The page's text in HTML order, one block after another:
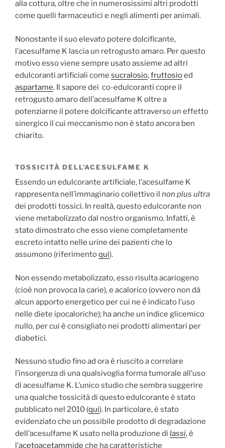
alla cottura, oltre che in numerosissimi altri prodotti
come quelli farmaceutici e negli alimenti per animali.
Nonostante il suo elevato potere dolcificante,
l’acesulfame K lascia un retrogusto amaro. Per questo
motivo esso viene sempre usato assieme ad altri
edulcoranti artificiali come sucralosio,fruttosioed
aspartame. Il sapore dei co-edulcoranti copre il
retrogusto amaro dell’acesulfame K oltre a
potenziarne il potere dolcificante attraverso un effetto
sinergico il cui meccanismo non è stato ancora ben
chiarito.
TOSSICITÀ DELL’ACESULFAME K
Essendo un edulcorante artificiale, l’acesulfame K
rappresenta nell’immaginario collettivo il non plus ultra
dei prodotti tossici. In realtà, questo edulcorante non
viene metabolizzato dal nostro organismo. Infatti, è
stato dimostrato che esso viene completamente
escreto intatto nelle urine dei pazienti che lo
assumono (riferimentoqui).
Non essendo metabolizzato, esso risulta acariogeno
(cioè non provoca la carie), e acalorico (ovvero non dà
alcun apporto energetico per cui ne è indicato l’uso
nelle diete ipocaloriche); ha anche un indice glicemico
nullo, per cui è consigliato nei prodotti alimentari per
diabetici.
Nessuno studio fino ad ora è riuscito a correlare
l’insorgenza di una qualsivoglia forma tumorale all’uso
di acesulfame K. L’unico studio che sembra suggerire
una qualche tossicità di questo edulcorante è stato
pubblicato nel 2010 (qui). In particolare, è stato
evidenziato che un possibile prodotto di degradazione
dell’acesulfame K usato nella produzione di lassi, è
l’acetoacetammide che ha caratteristiche